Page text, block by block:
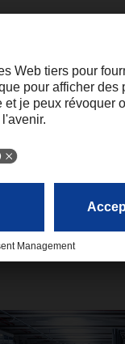
?
pour
de nos objectifs
en France.